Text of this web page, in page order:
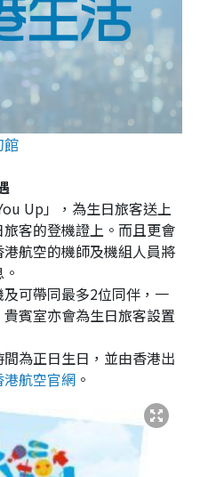
館
Up」，為生日旅客送上
客的登機證上。而且更會
航空的機師及機組人員將
可帶同最多2位同伴，一
賓室亦會為生日旅客設置
為正日生日，並由香港出
港航空官網 。